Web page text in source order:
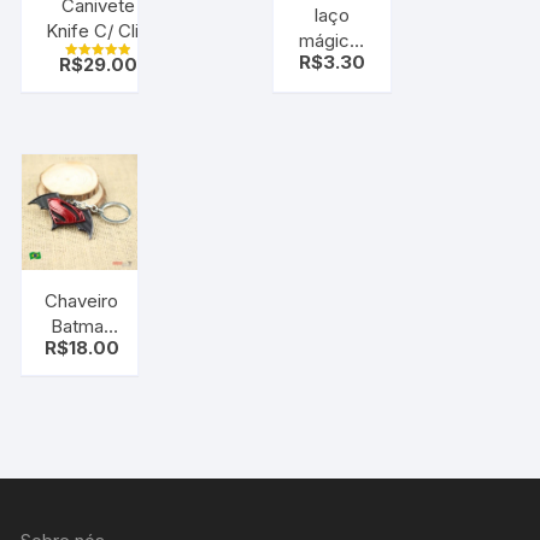
Canivete
Knife C/ Clip
sobrevivencia
( Automático)
Avaliação
R$29.00
laço
mágico,
laço fácil,
R$3.30
Chaveiro
Batman
vs
R$18.00